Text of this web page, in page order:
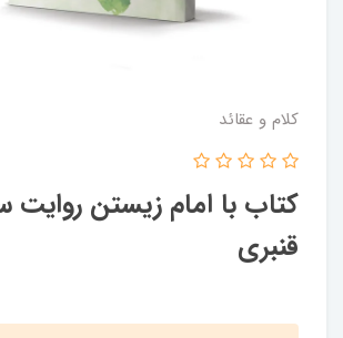
کلام و عقائد
کتاب با امام زیستن روایت
قنبری